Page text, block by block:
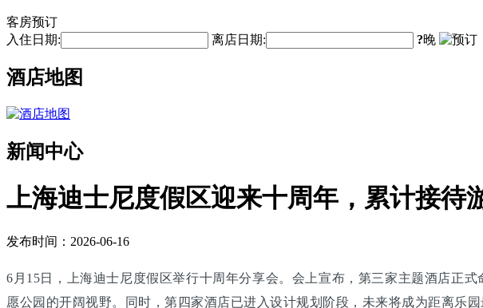
客房预订
入住日期:
离店日期: ?晚
酒店地图
新闻中心
上海迪士尼度假区迎来十周年，累计接待
发布时间：2026-06-16
6月15日，上海迪士尼度假区举行十周年分享会。会上宣布，第三家主题酒店正
愿公园的开阔视野。同时，第四家酒店已进入设计规划阶段，未来将成为距离乐园